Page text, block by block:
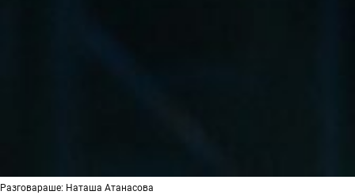
Разговараше: Наташа Атанасова